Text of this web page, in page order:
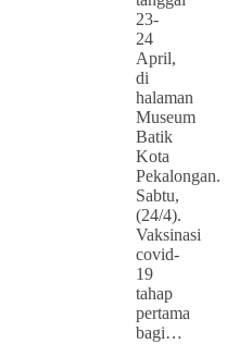
23-
24
April,
di
halaman
Museum
Batik
Kota
Pekalongan.
Sabtu,
(24/4).
Vaksinasi
covid-
19
tahap
pertama
bagi…